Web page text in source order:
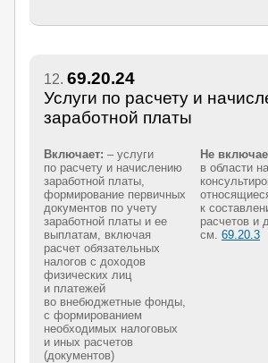
12. 69.20.24
Услуги по расчету и
заработной платы
Включает: – услуги
по расчету и начислению
заработной платы,
формирование первичных
документов по учету
заработной платы и ее
выплатам, включая
расчет обязательных
налогов с доходов
физических лиц
и платежей
во внебюджетные фонды,
с формированием
необходимых налоговых
и иных расчетов
(документов)
Не
в области
к
расчетов и
см. 69.20.3